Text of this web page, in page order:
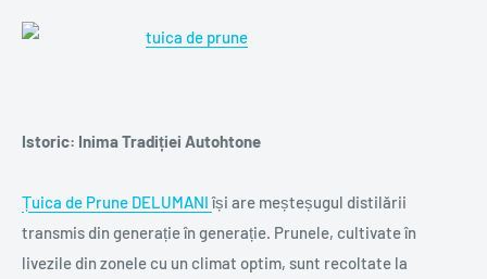
Istoric: Inima Tradiției Autohtone
Țuica de Prune DELUMANI își are meșteșugul distilării
transmis din generație în generație. Prunele, cultivate în
livezile din zonele cu un climat optim, sunt recoltate la